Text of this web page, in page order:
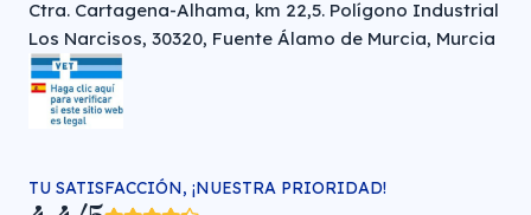
Ctra. Cartagena-Alhama, km 22,5. Polígono Industrial
Los Narcisos, 30320, Fuente Álamo de Murcia, Murcia
TU SATISFACCIÓN, ¡NUESTRA PRIORIDAD!